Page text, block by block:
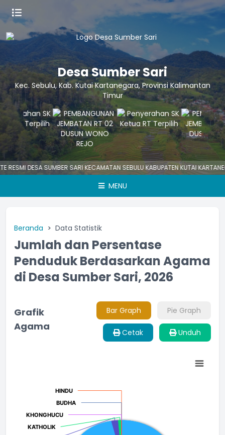
Desa Sumber Sari
Kec. Sebulu, Kab. Kutai Kartanegara, Provinsi Kalimantan
Timur
DESA SUMBER SARI KECAMATAN SEBULU KABUPATEN KUTAI
MENU
Beranda Data Statistik
Jumlah dan Persentase
Penduduk Berdasarkan Agama
di Desa Sumber Sari, 2026
Grafik
Agama
Bar Graph Pie Graph
Cetak Unduh
KATHOLIK
KATHOLIK
HINDU
HINDU
BUDHA
BUDHA
KHONGHUCU
KHONGHUCU